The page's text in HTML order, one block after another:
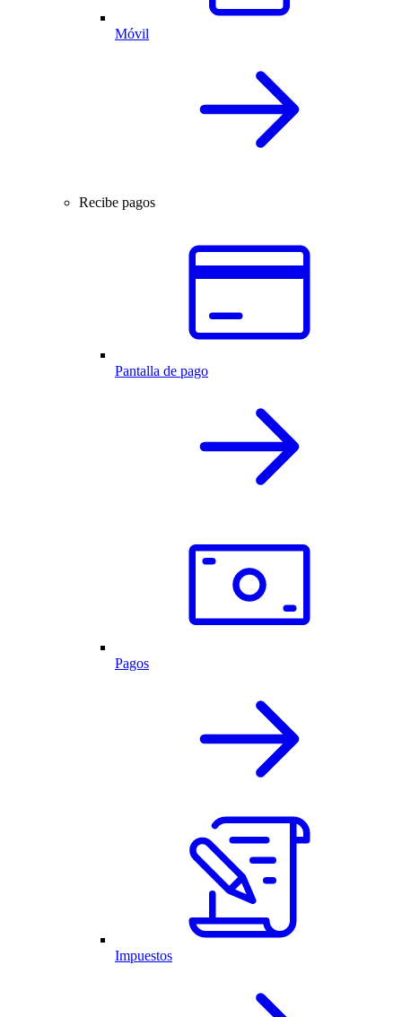
Móvil
Recibe pagos
Pantalla de pago
Pagos
Impuestos